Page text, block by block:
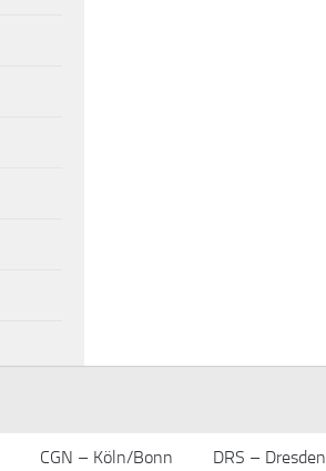
CGN – Köln/Bonn DRS – Dresden